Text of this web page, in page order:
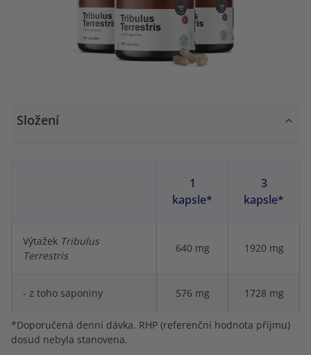
Složení
1
kapsle*
3
kapsle*
Výtažek Tribulus
Terrestris
640 mg 1920 mg
- z toho saponiny 576 mg 1728 mg
*Doporučená denní dávka. RHP (referenční hodnota příjmu)
dosud nebyla stanovena.